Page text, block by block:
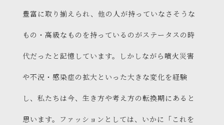
豊富に取り揃えられ、他の人が持っていなさそうな
もの・高級なものを持っているのがステータスの時
代だったと記憶しています。しかしながら噴火災害
や不況・感染症の拡大といった大きな変化を経験
し、私たちは今、生き方や考え方の転換期にあると
思います。ファッションとしては、いかに「これを